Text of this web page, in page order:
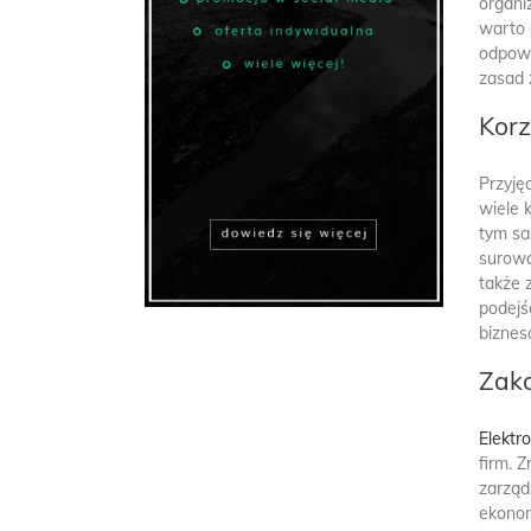
warto
zasad
wiele
tym
także
firm.